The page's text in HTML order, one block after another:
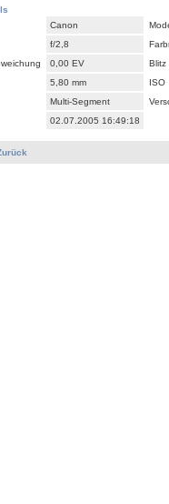
Canon
f/2,8
0,00 EV
Blitz
5,80 mm
ISO
Multi-Segment
02.07.2005 16:49:18